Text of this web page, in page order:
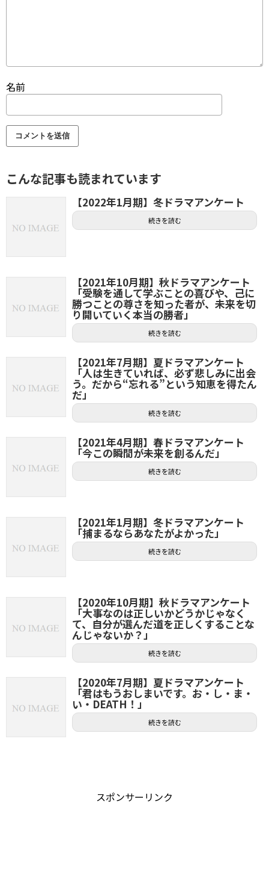
名前
こんな記事も読まれています
【2022年1月期】冬ドラマアンケート
続きを読む
【2021年10月期】秋ドラマアンケート
「受験を通して学ぶことの喜びや、己に
勝つことの尊さを知った者が、未来を切
り開いていく本当の勝者」
続きを読む
【2021年7月期】夏ドラマアンケート
「人は生きていれば、必ず悲しみに出会
う。だから“忘れる”という知恵を得たん
だ」
続きを読む
【2021年4月期】春ドラマアンケート
「今この瞬間が未来を創るんだ」
続きを読む
【2021年1月期】冬ドラマアンケート
「捕まるならあなたがよかった」
続きを読む
【2020年10月期】秋ドラマアンケート
「大事なのは正しいかどうかじゃなく
て、自分が選んだ道を正しくすることな
んじゃないか？」
続きを読む
【2020年7月期】夏ドラマアンケート
「君はもうおしまいです。お・し・ま・
い・DEATH！」
続きを読む
スポンサーリンク